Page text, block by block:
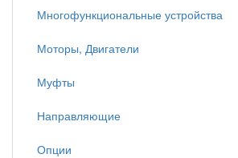
Многофункциональные устройства
Моторы, Двигатели
Муфты
Направляющие
Опции